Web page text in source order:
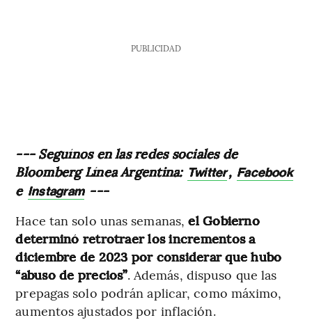
PUBLICIDAD
--- Seguínos en las redes sociales de
Bloomberg Línea Argentina: Twitter, Facebook
e Instagram ---
Hace tan solo unas semanas, el Gobierno
determinó retrotraer los incrementos a
diciembre de 2023 por considerar que hubo
“abuso de precios”. Además, dispuso que las
prepagas solo podrán aplicar, como máximo,
aumentos ajustados por inflación.